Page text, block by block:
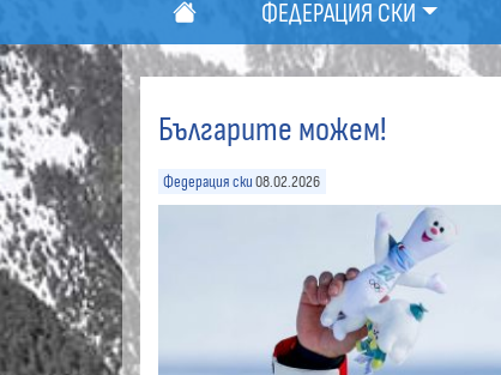
ФЕДЕРАЦИЯ СКИ
Българите можем!
Федерация ски 08.02.2026